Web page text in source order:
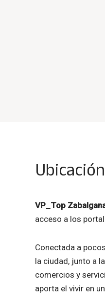
Ubicación
VP_Top
acceso a los
Conectada a
la ciudad, junto a
comercios y
aporta el vivir en